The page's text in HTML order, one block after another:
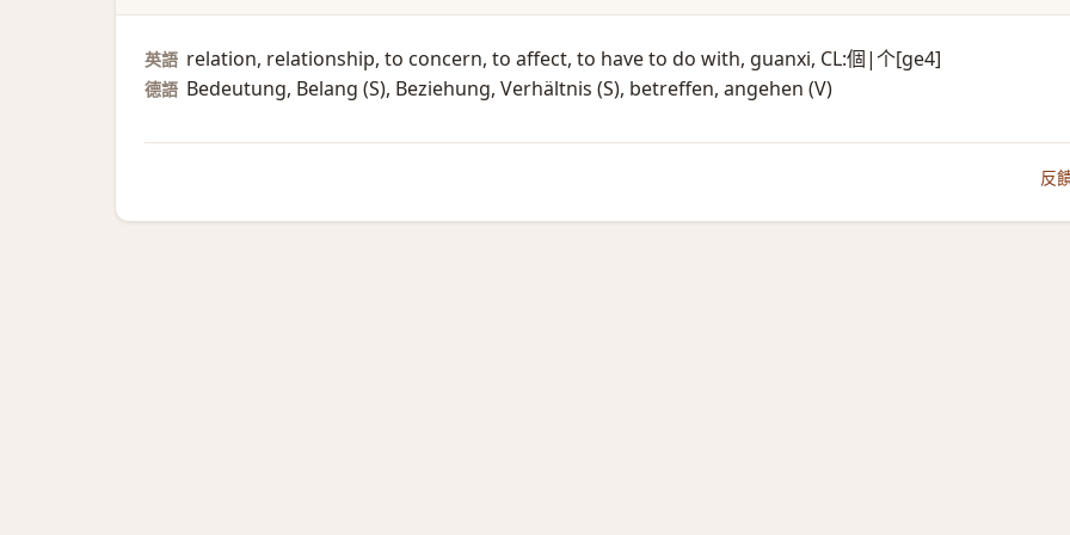
英語 relation, relationship, to concern, to affect, to have to do with, guanxi, CL:個|个[ge4]
德語 Bedeutung, Belang (S)​, Beziehung, Verhältnis (S)​, betreffen, angehen (V)​
反